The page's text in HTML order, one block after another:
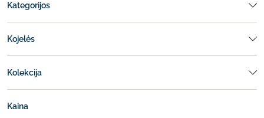
Kategorijos
Kojelės
Kolekcija
Kaina